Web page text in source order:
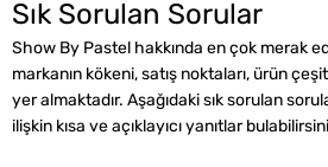
Sık Sorulan Sorular
Show By Pastel hakkında en çok merak
markanın kökeni, satış noktaları, ürün
yer almaktadır. Aşağıdaki sık sorulan
ilişkin kısa ve açıklayıcı yanıtlar